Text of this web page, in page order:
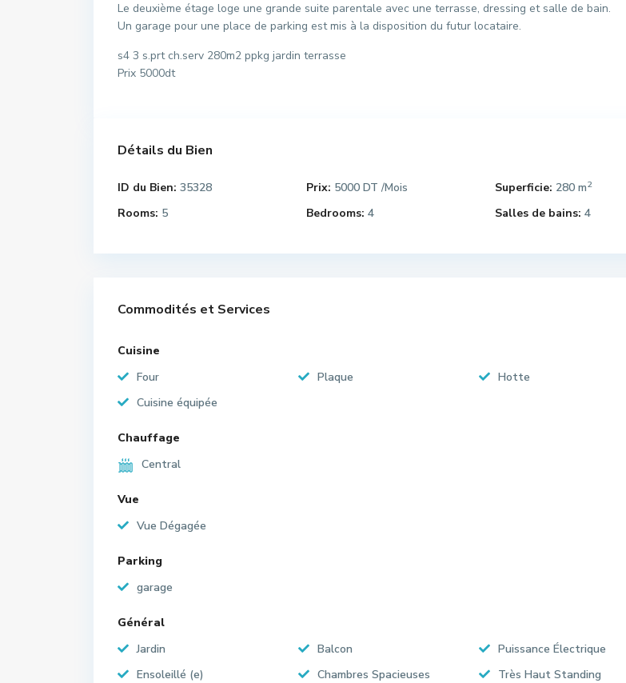
Le deuxième étage loge une grande suite parentale avec une terrasse, dressing et salle de bain.
Un garage pour une place de parking est mis à la disposition du futur locataire.
s4 3 s.prt ch.serv 280m2 ppkg jardin terrasse
Prix 5000dt
Détails du Bien
ID du Bien: 35328 Prix: 5000 DT /Mois Superficie: 280 m2
Rooms: 5 Bedrooms: 4 Salles de bains: 4
Commodités et Services
Cuisine
Four
Plaque
Hotte
Cuisine équipée
Chauffage
Central
Vue
Vue Dégagée
Parking
garage
Général
Jardin
Balcon
Puissance Électrique
Ensoleillé (e)
Chambres Spacieuses
Très Haut Standing